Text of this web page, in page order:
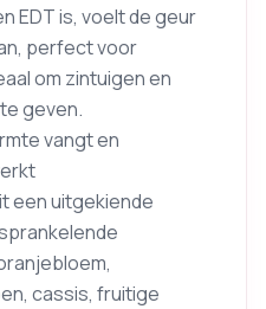
EDT is, voelt de geur
perfect voor
om zintuigen en
geven.
vangt en
een uitgekiende
cassis, fruitige